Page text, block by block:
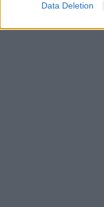
Data Deletion
piliečiams nereikėtų